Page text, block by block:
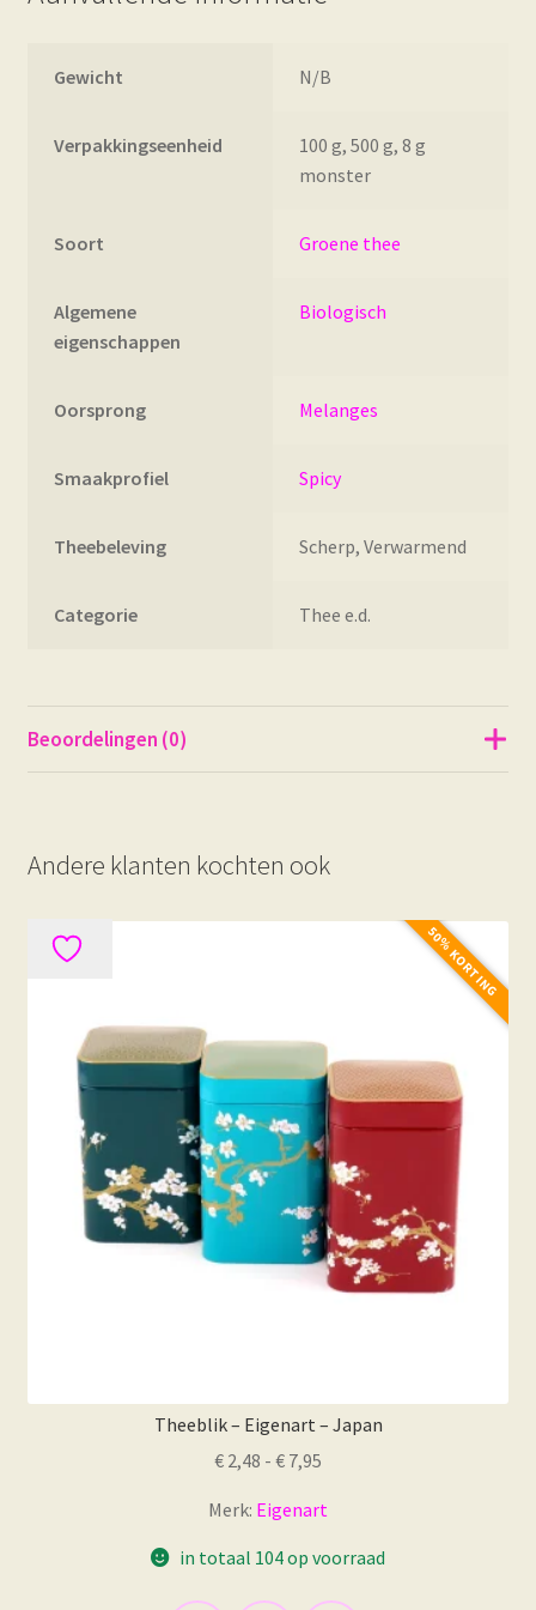
Gewicht N/B
Verpakkingseenheid
100 g, 500 g, 8 g
monster
Soort Groene thee
Algemene
eigenschappen
Biologisch
Oorsprong Melanges
Smaakprofiel Spicy
Theebeleving Scherp, Verwarmend
Categorie Thee e.d.
Beoordelingen (0)
Andere klanten kochten ook
50% KORTING
Theeblik – Eigenart – Japan
€ 2,48 - € 7,95
tot
€ 7,95
Merk: Eigenart
in totaal 104 op voorraad